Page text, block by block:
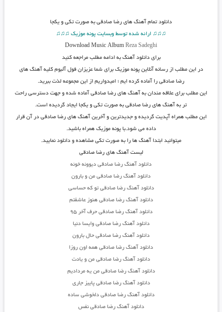
دانلود تمام آهنگ های رضا صادقی به صورت تکی و یکجا
♫♫♫ ارائه شده توسط وبسایت پونه موزیک ♫♫♫
Download Music AlbumReza Sadeghi
برای دانلود آهنگ به ادامه مطلب مراجعه کنید
در این مطلب از رسانه آنلاین پونه موزیک برای شما عزیزان فول آلبوم کلیه آهنگ های
رضا صادقی را آماده کرده ایم ؛ امیدواریم از این مجموعه لذت ببرید.
این مطلب برای علاقه مندان به آهنگ های رضا صادقی آماده شده و جهت دسترسی راحت
تر به آهنگ های رضا صادقی به صورت تکی و یکجا ایجاد گردیده است.
این مطلب همراه آپدیت گردیده و جدیدترین و آخرین آهنگ های رضا صادقی در آن قرار
داده می شود.با پونه موزیک همراه باشید.
میتوانید ابتدا آهنگ ها را به صورت تکی مشاهده و دانلود نمایید.
لیست آهنگ های رضا صادقی
دانلود آهنگ رضا صادقی دیوونه خونه
دانلود آهنگ رضا صادقی من و بارون
دانلود آهنگ رضا صادقی تو که حساسی
دانلود آهنگ رضا صادقی هنوز عاشقتم
دانلود آهنگ رضا صادقی حرف آخر ۹۵
دانلود آهنگ رضا صادقی وایسا دنیا
دانلود آهنگ رضا صادقی حال بارون
دانلود آهنگ رضا صادقی همه اون روزا
دانلود آهنگ رضا صادقی من و یادت
دانلود آهنگ رضا صادقی من یه مردادیم
دانلود آهنگ رضا صادقی پاییز جاری
دانلود آهنگ رضا صادقی دلخوشی ساده
دانلود آهنگ رضا صادقی نفس